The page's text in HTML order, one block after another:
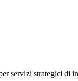
strategici di